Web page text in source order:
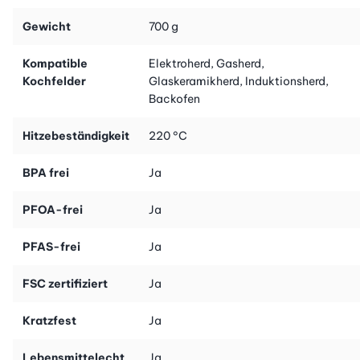
Bestelle noch heute die Greenpan Bratpfanne Copenhagen
20cm und erlebe eine neue Dimension des Kochens! Bereite mit
Leichtigkeit köstliche Gerichte zu und geniesse gesunde
Mahlzeiten ohne viel Aufwand. Die Greenpan Bratpfanne
Copenhagen 20cm wird dein neuer verlässlicher Partner in der
Gewicht 700 g
Kompatible
Kochfelder
Elektroherd, Gasherd,
Glaskeramikherd, Induktionsherd,
Backofen
Hitzebeständigkeit 220 °C
BPA frei Ja
PFOA-frei Ja
PFAS-frei Ja
FSC zertifiziert Ja
Kratzfest Ja